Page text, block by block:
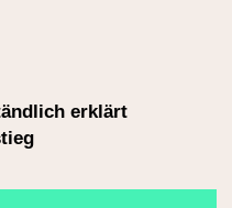
erklärt